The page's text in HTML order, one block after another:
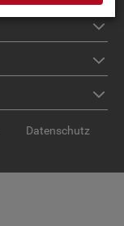
Datenschutz